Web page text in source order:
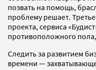
позвать на помощь,
проблему решает.
проекта, сервиса
противоположного пола,
Следить за развитием
времени —